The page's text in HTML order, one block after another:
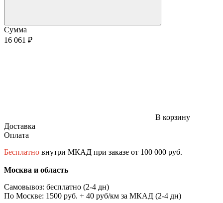
Сумма
16 061 ₽
В корзину
Доставка
Оплата
Бесплатно внутри МКАД при заказе от 100 000 руб.
Москва и область
Самовывоз: бесплатно (2-4 дн)
По Москве: 1500 руб. + 40 руб/км за МКАД (2-4 дн)